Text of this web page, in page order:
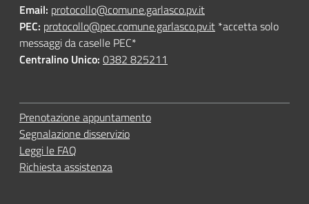
Email: protocollo@comune.garlasco.pv.it
PEC: protocollo@pec.comune.garlasco.pv.it *accetta solo
messaggi da caselle PEC*
Centralino Unico: 0382 825211
Prenotazione appuntamento
Segnalazione disservizio
Leggi le FAQ
Richiesta assistenza